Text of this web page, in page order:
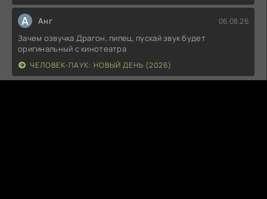
А Анг 06.08.26
Зачем озвучка Драгон, пипец, пускай звук будет
оригинальный с кинотеатра
ЧЕЛОВЕК-ПАУК: НОВЫЙ ДЕНЬ (2026)